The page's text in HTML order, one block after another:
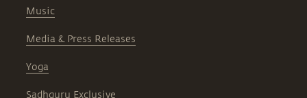
Music
Media & Press Releases
Yoga
Sadhguru Exclusive